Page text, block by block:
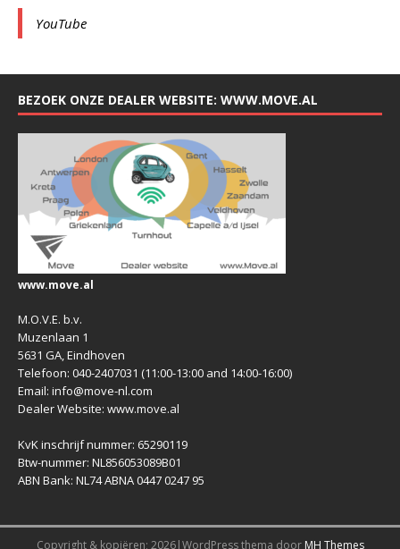
YouTube
BEZOEK ONZE DEALER WEBSITE: WWW.MOVE.AL
www.move.al
M.O.V.E. b.v.
Muzenlaan 1
5631 GA, Eindhoven
Telefoon: 040-2407031 (11:00-13:00 and 14:00-16:00)
Email: info@move-nl.com
Dealer Website: www.move.al
KvK inschrijf nummer: 65290119
Btw-nummer: NL856053089B01
ABN Bank: NL74 ABNA 0447 0247 95
Copyright & kopiëren; 2026|WordPress thema door MH Themes